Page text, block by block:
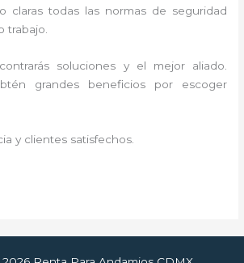
claras todas las normas de seguridad
trabajo.
soluciones y el mejor aliado.
grandes beneficios por escoger
y clientes satisfechos.